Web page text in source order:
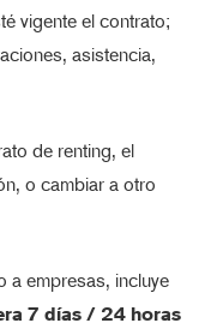
vigente el contrato;
asistencia,
de renting, el
o cambiar a otro
a empresas, incluye
7 días / 24 horas